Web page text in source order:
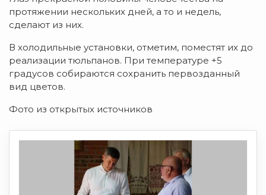
протяжении нескольких дней, а то и недель,
сделают из них.
В холодильные установки, отметим, поместят их до
реализации тюльпанов. При температуре +5
градусов собираются сохранить первозданный
вид цветов.
Фото из открытых источников